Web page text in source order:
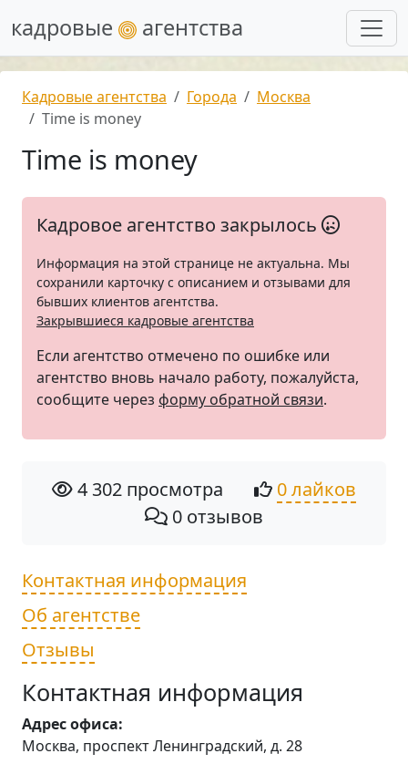
кадровые агентства
Кадровые агентства Города
Москва
Time is money
Time is money
Кадровое агентство закрылось
Информация на этой странице не актуальна. Мы
сохранили карточку с описанием и отзывами для
бывших клиентов агентства.
Закрывшиеся кадровые агентства
Если агентство отмечено по ошибке или
агентство вновь начало работу, пожалуйста,
сообщите через форму обратной связи.
4 302 просмотра
0 лайков
0 отзывов
Контактная информация
Об агентстве
Отзывы
Контактная информация
Адрес офиса:
Москва, проспект Ленинградский, д. 28